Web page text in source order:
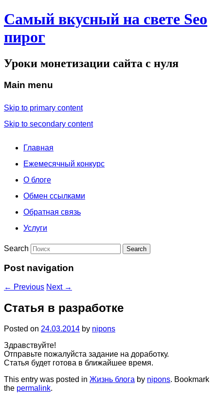
Самый вкусный на свете Seo
пирог
Уроки монетизации сайта с нуля
Main menu
Skip to primary content
Skip to secondary content
Главная
Ежемесячный конкурс
О блоге
Обмен ссылками
Обратная связь
Услуги
Search
Post navigation
← Previous Next →
Статья в разработке
Posted on 24.03.2014 by nipons
Здравствуйте!
Отправьте пожалуйста задание на доработку.
Статья будет готова в ближайшее время.
This entry was posted in Жизнь блога by nipons. Bookmark
the permalink.